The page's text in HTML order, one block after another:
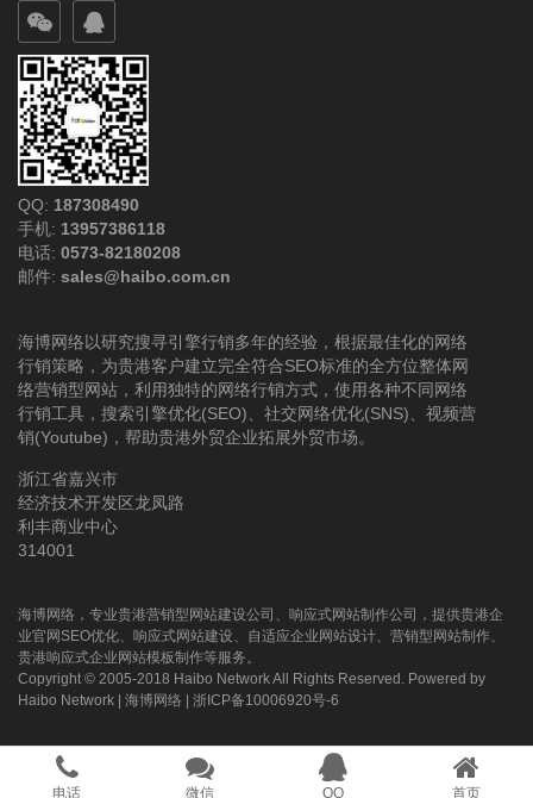
电话 微信 QQ 首页
QQ: 187308490
手机: 13957386118
电话: 0573-82180208
邮件: sales@haibo.com.cn
海博网络以研究搜寻引擎行销多年的经验，根据最佳化的网络
行销策略，为贵港客户建立完全符合SEO标准的全方位整体网
络营销型网站，利用独特的网络行销方式，使用各种不同网络
行销工具，搜索引擎优化(SEO)、社交网络优化(SNS)、视频营
销(Youtube)，帮助贵港外贸企业拓展外贸市场。
浙江省嘉兴市
经济技术开发区龙凤路
利丰商业中心
314001
海博网络，专业贵港营销型网站建设公司、响应式网站制作公司，提供贵港企
业官网SEO优化、响应式网站建设、自适应企业网站设计、营销型网站制作、
贵港响应式企业网站模板制作等服务。
Copyright © 2005-2018 Haibo Network All Rights Reserved. Powered by
Haibo Network
海博网络 浙ICP备10006920号-6